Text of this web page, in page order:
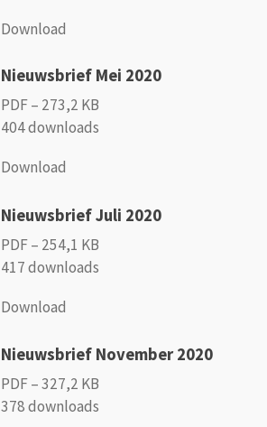
Download
Nieuwsbrief Mei 2020
PDF – 273,2 KB
404 downloads
Download
Nieuwsbrief Juli 2020
PDF – 254,1 KB
417 downloads
Download
Nieuwsbrief November 2020
PDF – 327,2 KB
378 downloads